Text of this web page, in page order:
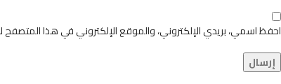
احفظ اسمي، بريدي الإلكتروني، والموقع الإلكتروني في هذا المتصفح